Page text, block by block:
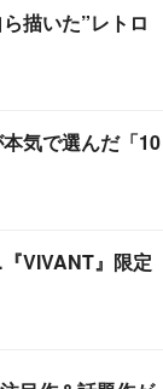
描いた”レトロ
気で選んだ「10
VIVANT』限定